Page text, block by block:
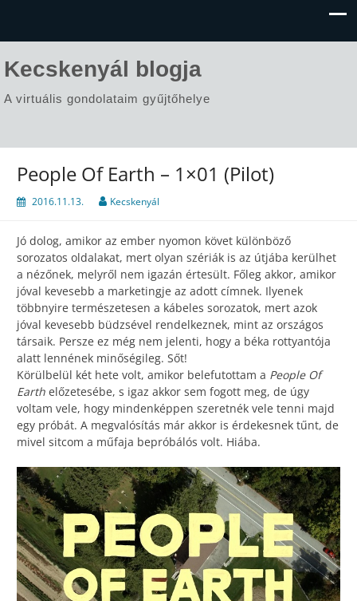
Kecskenyál blogja
A virtuális gondolataim gyűjtőhelye
People Of Earth – 1×01 (Pilot)
2016.11.13. Kecskenyál
Jó dolog, amikor az ember nyomon követ különböző
sorozatos oldalakat, mert olyan szériák is az útjába kerülhet
a nézőnek, melyről nem igazán értesült. Főleg akkor, amikor
jóval kevesebb a marketingje az adott címnek. Ilyenek
többnyire természetesen a kábeles sorozatok, mert azok
jóval kevesebb büdzsével rendelkeznek, mint az országos
társaik. Persze ez még nem jelenti, hogy a béka rottyantója
alatt lennének minőségileg. Sőt!
Körülbelül két hete volt, amikor belefutottam a People Of
Earth előzetesébe, s igaz akkor sem fogott meg, de úgy
voltam vele, hogy mindenképpen szeretnék vele tenni majd
egy próbát. A megvalósítás már akkor is érdekesnek tűnt, de
mivel sitcom a műfaja bepróbálós volt. Hiába.